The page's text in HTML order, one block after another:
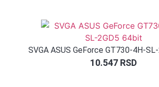
SVGA ASUS GeForce GT730-4H-
10.547 RSD